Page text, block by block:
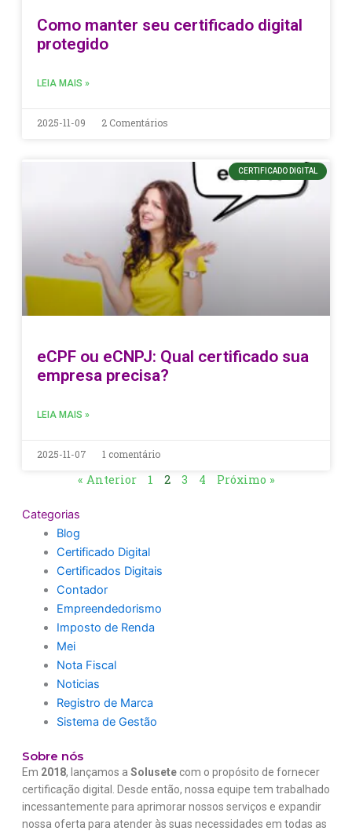
Como manter seu certificado digital
protegido
LEIA MAIS »
2025-11-09 2 Comentários
CERTIFICADO DIGITAL
eCPF ou eCNPJ: Qual certificado sua
empresa precisa?
LEIA MAIS »
2025-11-07 1 comentário
« Anterior 1 2 3 4 Próximo »
Categorias
Blog
Certificado Digital
Certificados Digitais
Contador
Empreendedorismo
Imposto de Renda
Mei
Nota Fiscal
Noticias
Registro de Marca
Sistema de Gestão
Sobre nós
Em 2018, lançamos a Solusetecom o propósito de fornecer
certificação digital. Desde então, nossa equipe tem trabalhado
incessantemente para aprimorar nossos serviços e expandir
nossa oferta para atender às suas necessidades em todas as